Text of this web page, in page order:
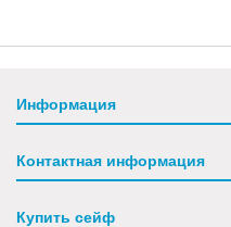
Информация
Контактная информация
Купить сейф